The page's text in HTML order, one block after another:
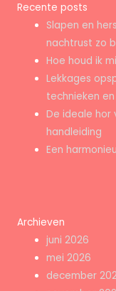
Recente posts
Slapen en
nachtrust zo
Hoe houd ik
Lekkages
technieken
De ideale hor
handleiding
Een
Archieven
juni 2026
mei 2026
december